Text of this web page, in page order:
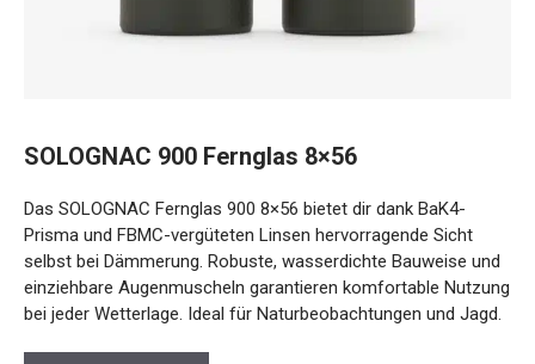
Prisma und FBMC-vergüteten Linsen hervorragende Sicht
selbst bei Dämmerung. Robuste, wasserdichte Bauweise
und einziehbare Augenmuscheln garantieren komfortable
Nutzung bei jeder Wetterlage. Ideal für Naturbeobachtungen
und Jagd.